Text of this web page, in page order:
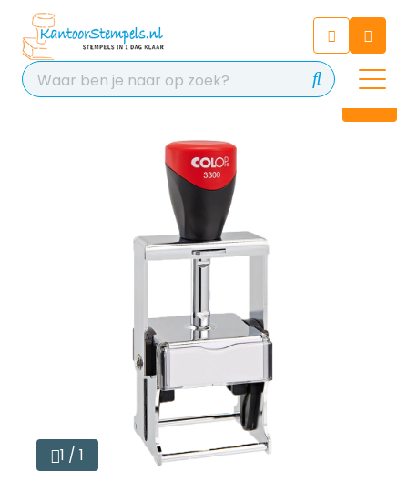
Chat 24/7 met onze chatbot
voor hulp
Contact
1 / 1